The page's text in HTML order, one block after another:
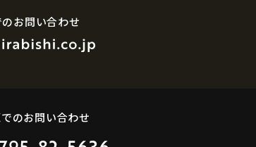
お問い合わせ
のお問い合わせ